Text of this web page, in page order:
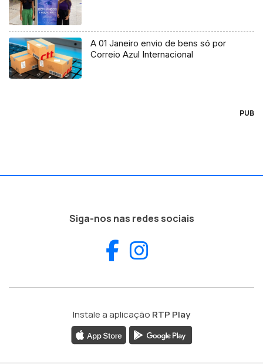
A 01 Janeiro envio de bens só por
Correio Azul Internacional
PUB
Siga-nos nas redes sociais
Facebook
Instale a aplicação RTP Play